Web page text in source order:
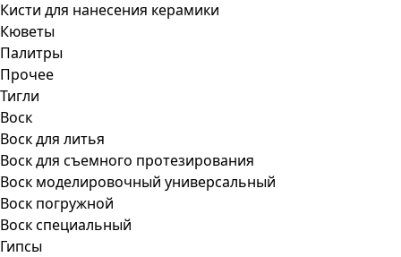
Кисти для нанесения керамики
Кюветы
Палитры
Прочее
Тигли
Воск
Воск для литья
Воск для съемного протезирования
Воск моделировочный универсальный
Воск погружной
Воск специальный
Гипсы